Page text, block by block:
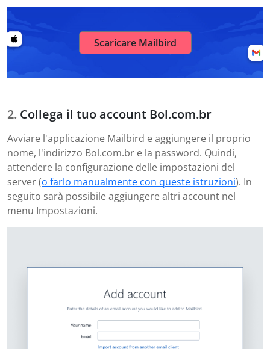
Scaricare Mailbird
Collega il tuo account Bol.com.br
Avviare l'applicazione Mailbird e aggiungere il proprio
nome, l'indirizzo Bol.com.br e la password. Quindi,
attendere la configurazione delle impostazioni del
server (o farlo manualmente con queste istruzioni). In
seguito sarà possibile aggiungere altri account nel
menu Impostazioni.